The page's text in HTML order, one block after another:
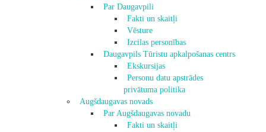
Par Daugavpili
Fakti un skaitļi
Vēsture
Izcilas personības
Daugavpils Tūristu apkalpošanas centrs
Ekskursijas
Personu datu apstrādes
privātuma politika
Augšdaugavas novads
Par Augšdaugavas novadu
Fakti un skaitļi